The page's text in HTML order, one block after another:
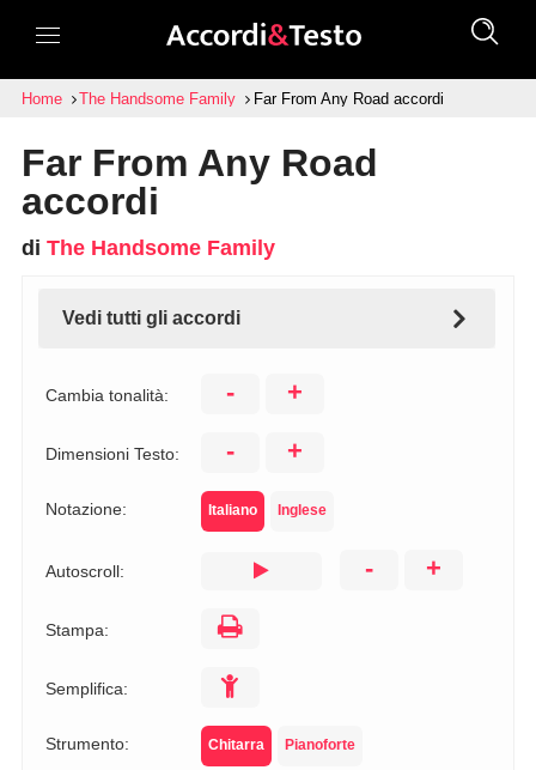
Home The Handsome Family Far From Any Road accordi
Far From Any Road
accordi
di The Handsome Family
Vedi tutti gli accordi
Cambia tonalità: - +
Dimensioni Testo: - +
Notazione: Italiano Inglese
Autoscroll: - +
Stampa:
Semplifica:
Strumento: Chitarra Pianoforte